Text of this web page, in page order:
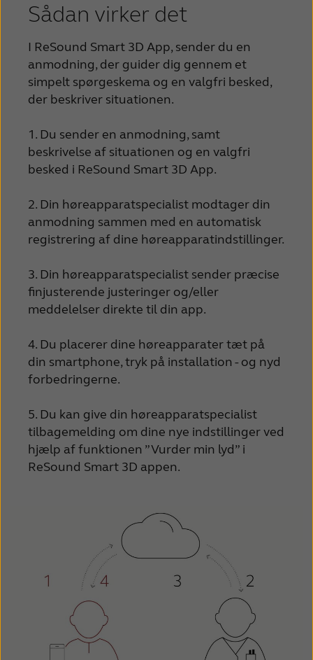
Sådan virker det
I ReSound Smart 3D App, sender du en
anmodning, der guider dig gennem et
simpelt spørgeskema og en valgfri besked,
der beskriver situationen.
1. Du sender en anmodning, samt
beskrivelse af situationen og en valgfri
besked i ReSound Smart 3D App.
2. Din høreapparatspecialist modtager din
anmodning sammen med en automatisk
registrering af dine høreapparatindstillinger.
3. Din høreapparatspecialist sender præcise
finjusterende justeringer og/eller
meddelelser direkte til din app.
4. Du placerer dine høreapparater tæt på
din smartphone, tryk på installation - og nyd
forbedringerne.
5. Du kan give din høreapparatspecialist
tilbagemelding om dine nye indstillinger ved
hjælp af funktionen ”Vurder min lyd” i
ReSound Smart 3D appen.